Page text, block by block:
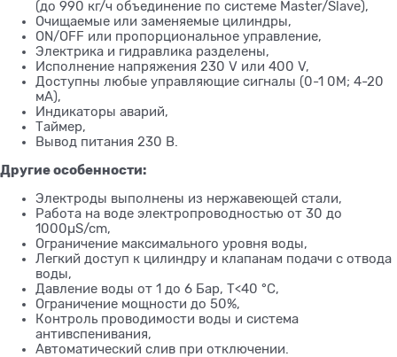
(до 990 кг/ч объединение по системе Master/Slave),
Очищаемые или заменяемые цилиндры,
ON/OFF или пропорциональное управление,
Электрика и гидравлика разделены,
Исполнение напряжения 230 V или 400 V,
Доступны любые управляющие сигналы (0-1 0М; 4-20
мА),
Индикаторы аварий,
Таймер,
Вывод питания 230 В.
Другие особенности:
Электроды выполнены из нержавеющей стали,
Работа на воде электропроводностью от 30 до
1000µS/cm,
Ограничение максимального уровня воды,
Легкий доступ к цилиндру и клапанам подачи с отвода
воды,
Давление воды от 1 до 6 Бар, T<40 °С,
Ограничение мощности до 50%,
Контроль проводимости воды и система
антивспенивания,
Автоматический слив при отключении.